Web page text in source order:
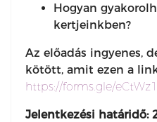
Hogyan
kertjeinkben?
Az előadás ingyenes,
kötött, amit ezen a
https://forms.gle/
Jelentkezési határidő: